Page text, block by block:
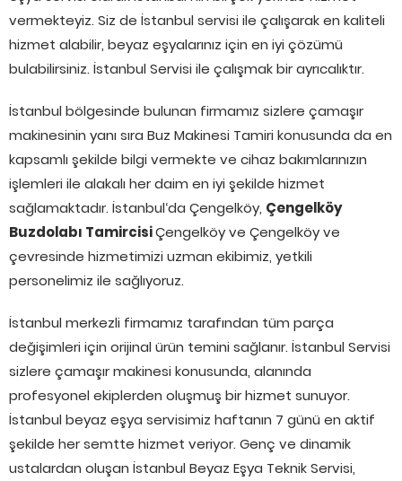
vermekteyiz. Siz de İstanbul servisi ile çalışarak en kaliteli
hizmet alabilir, beyaz eşyalarınız için en iyi çözümü
bulabilirsiniz. İstanbul Servisi ile çalışmak bir ayrıcalıktır.
İstanbul bölgesinde bulunan firmamız sizlere çamaşır
makinesinin yanı sıra Buz Makinesi Tamiri konusunda da en
kapsamlı şekilde bilgi vermekte ve cihaz bakımlarınızın
işlemleri ile alakalı her daim en iyi şekilde hizmet
sağlamaktadır. İstanbul‘da Çengelköy, Çengelköy
Buzdolabı TamircisiÇengelköy ve Çengelköy ve
çevresinde hizmetimizi uzman ekibimiz, yetkili
personelimiz ile sağlıyoruz.
İstanbul merkezli firmamız tarafından tüm parça
değişimleri için orijinal ürün temini sağlanır. İstanbul Servisi
sizlere çamaşır makinesi konusunda, alanında
profesyonel ekiplerden oluşmuş bir hizmet sunuyor.
İstanbul beyaz eşya servisimiz haftanın 7 günü en aktif
şekilde her semtte hizmet veriyor. Genç ve dinamik
ustalardan oluşan İstanbul Beyaz Eşya Teknik Servisi,